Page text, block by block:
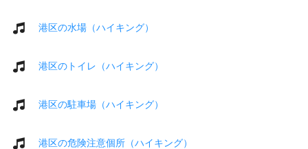
港区の水場（ハイキング）
港区のトイレ（ハイキング）
港区の駐車場（ハイキング）
港区の危険注意個所（ハイキング）